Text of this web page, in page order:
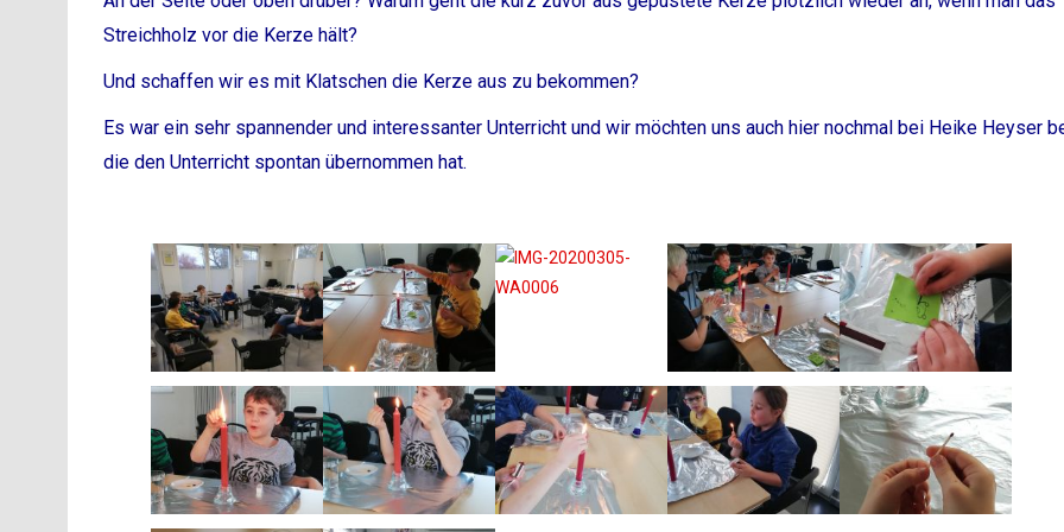
Streichholz vor die Kerze hält?
Und schaffen wir es mit Klatschen die Kerze aus zu bekommen?
Es war ein sehr spannender und interessanter Unterricht und wir möchten uns auch hier nochmal bei Heike Heyser
die den Unterricht spontan übernommen hat.